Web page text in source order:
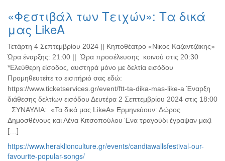
«Φεστιβάλ των Τειχών»: Τα δικά
μας LikeΑ
Τετάρτη 4 Σεπτεμβρίου 2024 || Κηποθέατρο «Νίκος Καζαντζάκης»
Ώρα έναρξης: 21:00 || Ώρα προσέλευσης κοινού στις 20:30
*Ελεύθερη είσοδος, αυστηρά μόνο με δελτία εισόδου
Προμηθευτείτε το εισιτήριό σας εδώ:
https://www.ticketservices.gr/event/ftt-ta-dika-mas-like-a Έναρξη
διάθεσης δελτίων εισόδου Δευτέρα 2 Σεπτεμβρίου 2024 στις 18:00
ΣΥΝΑΥΛΙΑ: «Τα δικά μας LikeΑ» Ερμηνεύουν: Δώρος
Δημοσθένους και Λένα Κιτσοπούλου Ένα τραγούδι έγραψαν μαζί
[…]
https://www.heraklionculture.gr/events/candiawallsfestival-our-
favourite-popular-songs/